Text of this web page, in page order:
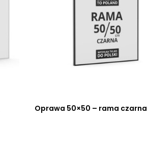
Oprawa 50×50 – rama czarna